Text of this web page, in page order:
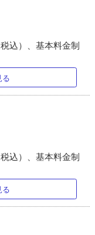
込）、基本料金制
る
込）、基本料金制
る